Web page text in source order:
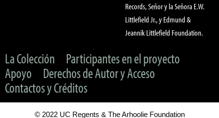
Records, Señor y la Señora E.W.
Littlefield Jr., y Edmund &
Jeannik Littlefield Foundation.
La Colección
Participantes en el proyecto
Apoyo
Derechos de Autor y Acceso
Contactos y Créditos
© 2022 UC Regents & The Arhoolie Foundation